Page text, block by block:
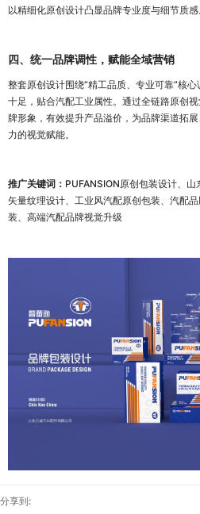
以精细化原创设计凸显品牌专业度与细节质感
四、统一品牌调性，赋能全域营销
整套原创设计围绕“精工品质、专业可靠”核
十足，贴合汽配工业属性。通过全链路原创
牌形象，有效提升产品溢价，为品牌渠道拓
力的视觉赋能。
推广关键词： PUFANSION原创包装设计、
矢量纹理设计、工业风汽配原创包装、汽配
装、高端汽配品牌视觉升级
分享到: